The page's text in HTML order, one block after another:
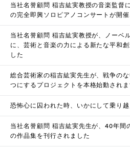
当社名誉顧問 稲吉紘実教授の音楽監督
の完全即興ソロピアノコンサートが開
当社名誉顧問 稲吉紘実教授が、ノーベ
に、芸術と音楽の力による新たな平和
した
総合芸術家の稲吉紘実先生が、戦争の
つにするプロジェクトを本格始動され
恐怖心に囚われた時、いかにして乗り越
当社名誉顧問 稲吉紘実先生が、40年間
の作品集を刊行されました